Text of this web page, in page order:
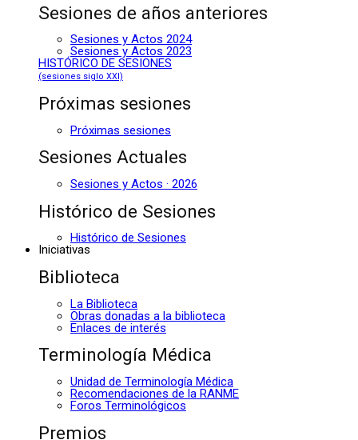
Sesiones de años anteriores
Sesiones y Actos 2024
Sesiones y Actos 2023
HISTÓRICO DE SESIONES
(sesiones siglo XXI)
Próximas sesiones
Próximas sesiones
Sesiones Actuales
Sesiones y Actos · 2026
Histórico de Sesiones
Histórico de Sesiones
Iniciativas
Biblioteca
La Biblioteca
Obras donadas a la biblioteca
Enlaces de interés
Terminología Médica
Unidad de Terminología Médica
Recomendaciones de la RANME
Foros Terminológicos
Premios